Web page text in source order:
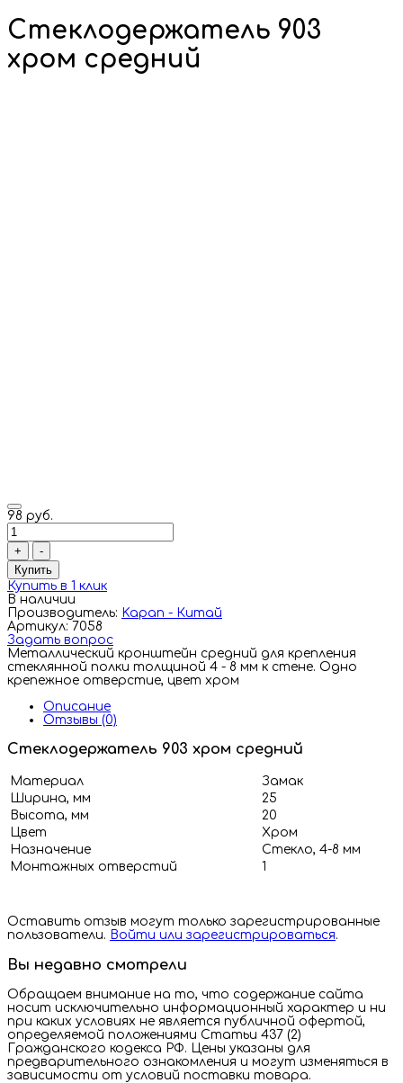
Стеклодержатель 903
хром средний
98 руб.
+
-
Купить
Купить в 1 клик
В наличии
Производитель: Kapan - Китай
Артикул: 7058
Задать вопрос
Металлический кронштейн средний для крепления
стеклянной полки толщиной 4 - 8 мм к стене. Одно
крепежное отверстие, цвет хром
Описание
Отзывы (0)
Стеклодержатель 903 хром средний
Материал
Замак
Ширина, мм
25
Высота, мм
20
Цвет
Хром
Назначение
Стекло, 4-8 мм
Монтажных отверстий
1
Оставить отзыв могут только зарегистрированные
пользователи. Войти или зарегистрироваться.
Вы недавно смотрели
Обращаем внимание на то, что содержание сайта
носит исключительно информационный характер и ни
при каких условиях не является публичной офертой,
определяемой положениями Статьи 437 (2)
Гражданского кодекса РФ. Цены указаны для
предварительного ознакомления и могут изменяться в
зависимости от условий поставки товара.